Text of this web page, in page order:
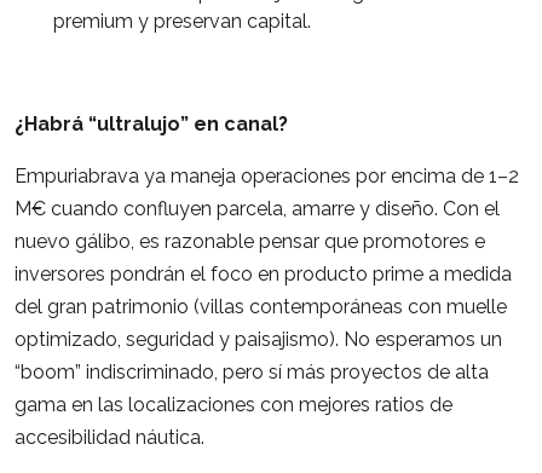
premium y preservan capital.
¿Habrá “ultralujo” en canal?
Empuriabrava ya maneja operaciones por encima de 1–2
M€ cuando confluyen parcela, amarre y diseño. Con el
nuevo gálibo, es razonable pensar que promotores e
inversores pondrán el foco en producto prime a medida
del gran patrimonio (villas contemporáneas con muelle
optimizado, seguridad y paisajismo). No esperamos un
“boom” indiscriminado, pero sí más proyectos de alta
gama en las localizaciones con mejores ratios de
accesibilidad náutica.